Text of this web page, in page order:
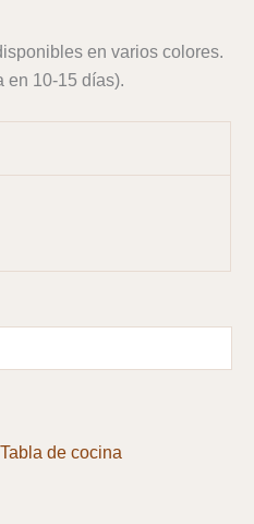
en varios colores.
en 10-15 días).
Tabla de cocina